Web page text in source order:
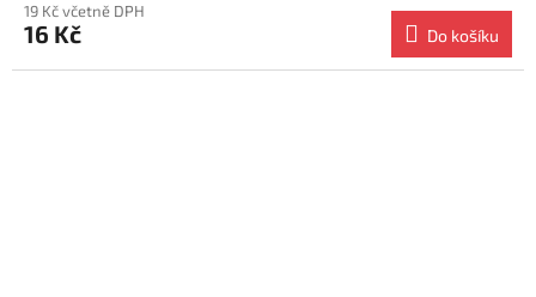
19 Kč včetně DPH
16 Kč Do košíku